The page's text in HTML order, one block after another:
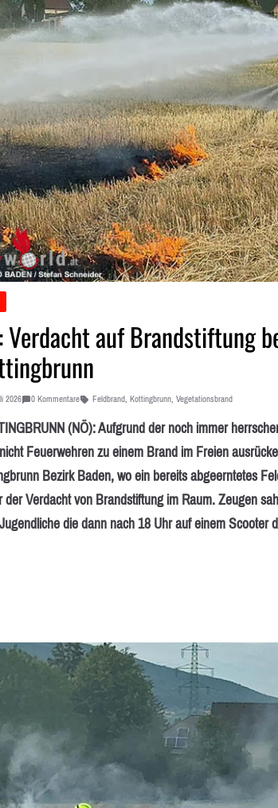
Verdacht auf Brandstiftung
2026 0 Kommentare Feldbrand, Kottingbrunn, Vegetationsbrand
(NÖ): Aufgrund der noch immer
Feuerwehren zu einem Brand im Freien
Bezirk Baden, wo ein bereits abgeerntetes
der Verdacht von Brandstiftung im Raum. Zeugen
die dann nach 18 Uhr auf einem